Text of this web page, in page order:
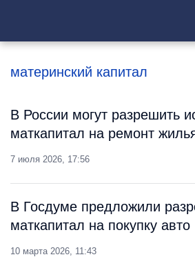
материнский капитал
В России могут разрешить
маткапитал на ремонт
7 июля 2026, 17:56
В Госдуме предложили
маткапитал на покупку авто
10 марта 2026, 11:43